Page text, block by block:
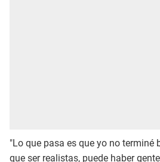
"Lo que pasa es que yo no terminé
que ser realistas, puede haber